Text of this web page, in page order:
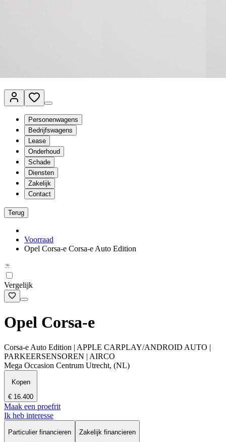
Personenwagens
Bedrijfswagens
Lease
Onderhoud
Schade
Diensten
Zakelijk
Contact
Terug
Voorraad
Opel Corsa-e Corsa-e Auto Edition
Vergelijk
Opel Corsa-e
Corsa-e Auto Edition | APPLE CARPLAY/ANDROID AUTO |
PARKEERSENSOREN | AIRCO
Mega Occasion Centrum Utrecht, (NL)
Kopen
€ 16.400
Maak een proefrit
Ik heb interesse
Particulier financieren
Zakelijk financieren